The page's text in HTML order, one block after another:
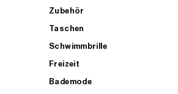
Zubehör
Taschen
Schwimmbrille
Freizeit
Bademode